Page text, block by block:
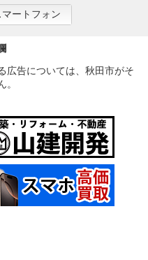
マートフォン
広告については、秋田市がそ